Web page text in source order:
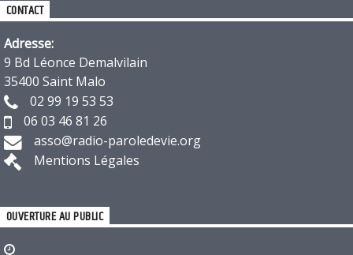
CONTACT
Adresse:
9 Bd Léonce Demalvilain
35400 Saint Malo
02 99 19 53 53
06 03 46 81 26
asso@radio-paroledevie.org
Mentions Légales
OUVERTURE AU PUBLIC